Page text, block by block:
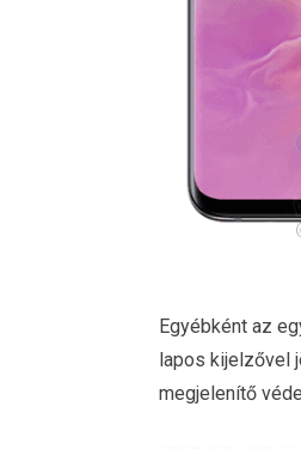
Egyébként az
lapos kijelzővel
megjelenítő